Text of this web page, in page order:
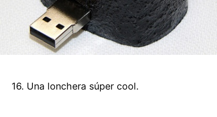
16. Una lonchera súper cool.